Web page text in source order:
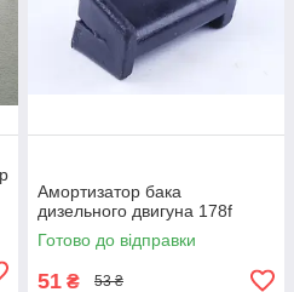
Амортизатор бака
дизельного двигуна 178f
Готово до відправки
51 ₴ 53 ₴